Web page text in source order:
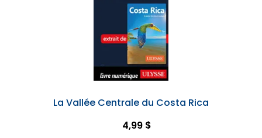
La Vallée Centrale du Costa Rica
4,99 $